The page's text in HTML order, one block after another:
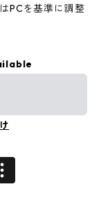
PCを基準に調整